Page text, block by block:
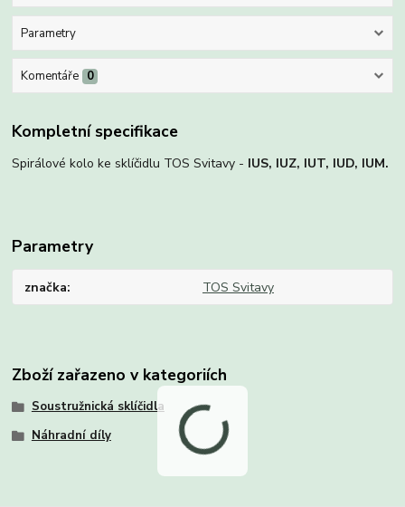
Parametry
Komentáře 0
Kompletní specifikace
Spirálové kolo ke sklíčidlu TOS Svitavy - IUS, IUZ, IUT, IUD, IUM.
Parametry
značka TOS Svitavy
Zboží zařazeno v kategoriích
Soustružnická sklíčidla
Náhradní díly